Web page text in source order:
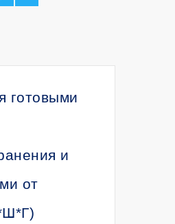
готовыми
и
от